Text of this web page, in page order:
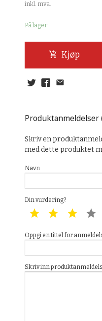
inkl. mva.
På lager
Kjøp
Produktanmeldelser
Skriv en
med dette produktet
Navn
Din vurdering?
1 star 2 star 3 star
Oppgi en tittel for
Skriv inn